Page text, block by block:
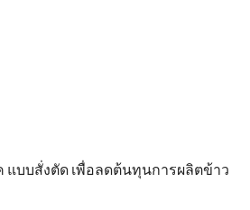
แบบสั่งตัด เพื่อลดต้นทุนการผลิตข้าว